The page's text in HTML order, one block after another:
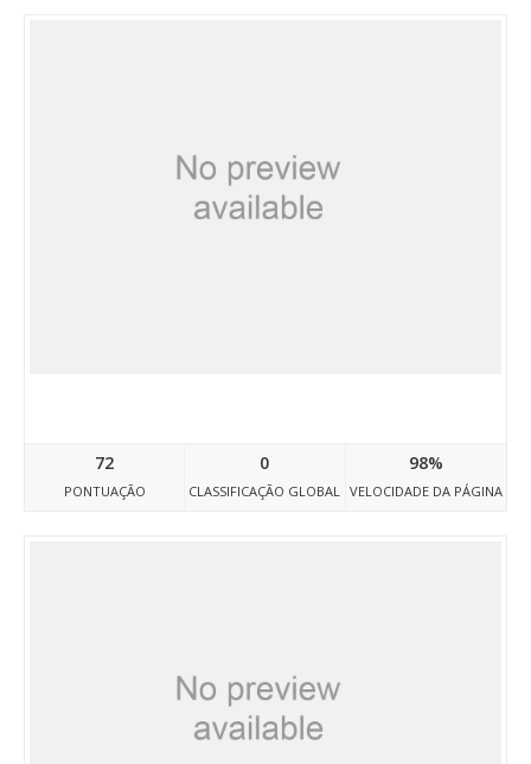
72
PONTUAÇÃO
0
CLASSIFICAÇÃO GLOBAL
98%
VELOCIDADE DA PÁGINA